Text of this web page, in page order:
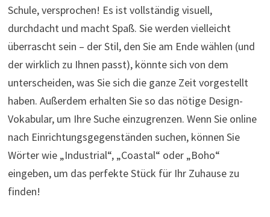
Schule, versprochen! Es ist vollständig visuell,
durchdacht und macht Spaß. Sie werden vielleicht
überrascht sein – der Stil, den Sie am Ende wählen (und
der wirklich zu Ihnen passt), könnte sich von dem
unterscheiden, was Sie sich die ganze Zeit vorgestellt
haben. Außerdem erhalten Sie so das nötige Design-
Vokabular, um Ihre Suche einzugrenzen. Wenn Sie online
nach Einrichtungsgegenständen suchen, können Sie
Wörter wie „Industrial“, „Coastal“ oder „Boho“
eingeben, um das perfekte Stück für Ihr Zuhause zu
finden!